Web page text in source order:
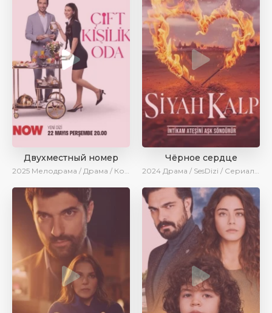
Двухместный номер
2025 Мелодрама / Драма / Комедия / Новинки / Сериалы 2025
Чёрное сердце
2024 Драма / SesDizi / Сериалы 2024